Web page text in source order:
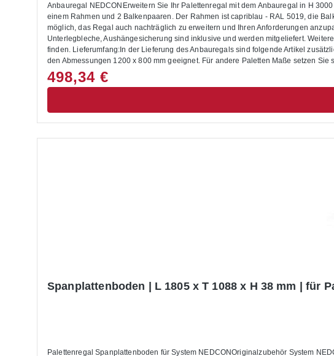
Anbauregal NEDCONErweitern Sie Ihr Palettenregal mit dem Anbauregal in H
einem Rahmen und 2 Balkenpaaren. Der Rahmen ist capriblau - RAL 5019, die
möglich, das Regal auch nachträglich zu erweitern und Ihren Anforderungen
Unterlegbleche, Aushängesicherung sind inklusive und werden mitgeliefert.
finden. Lieferumfang:In der Lieferung des Anbauregals sind folgende Artikel
den Abmessungen 1200 x 800 mm geeignet. Für andere Paletten Maße setzen
Last. Die Palettenregale sind nicht zur Aufstellung im Außenbereich geeignet. Die
498,34 €
Spanplattenboden | L 1805 x T 1088 x H 38 mm | für
Palettenregal Spanplattenboden für System NEDCONOriginalzubehör System